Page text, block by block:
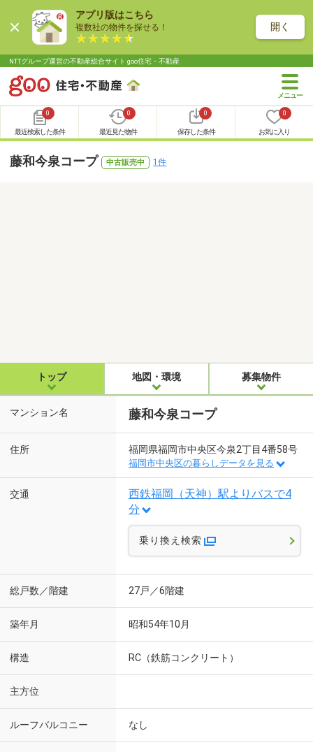
アプリ版はこちら
複数社の物件を探せる！ 開く
NTTグループ運営の不動産総合サイト goo住宅・不動産
0
最近検索した条件
0
最近見た物件
0
保存した条件
0
お気に入り
藤和今泉コープ 中古販売中 1件
トップ 地図・環境 募集物件
マンション名 藤和今泉コープ
住所 福岡県福岡市中央区今泉2丁目4番58号
福岡市中央区の暮らしデータを見る
交通
西鉄福岡（天神）駅よりバスで4
分
乗り換え検索
総戸数／階建 27戸／6階建
築年月 昭和54年10月
構造 RC（鉄筋コンクリート）
主方位
ルーフバルコニー なし